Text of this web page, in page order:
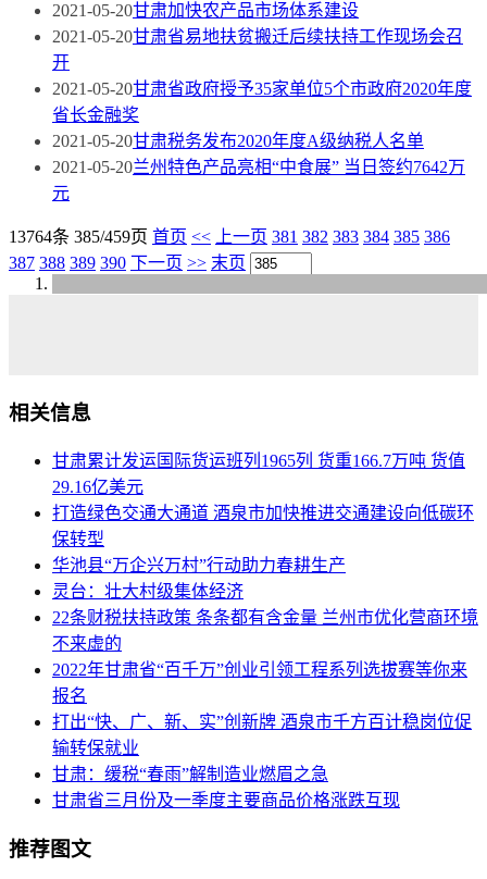
2021-05-20甘肃加快农产品市场体系建设
2021-05-20甘肃省易地扶贫搬迁后续扶持工作现场会召
开
2021-05-20甘肃省政府授予35家单位5个市政府2020年度
省长金融奖
2021-05-20甘肃税务发布2020年度A级纳税人名单
2021-05-20兰州特色产品亮相“中食展” 当日签约7642万
元
13764条 385/459页 首页 << 上一页 381 382 383 384 385 386
387 388 389 390 下一页 >> 末页
相关信息
甘肃累计发运国际货运班列1965列 货重166.7万吨 货值
29.16亿美元
打造绿色交通大通道 酒泉市加快推进交通建设向低碳环
保转型
华池县“万企兴万村”行动助力春耕生产
灵台：壮大村级集体经济
22条财税扶持政策 条条都有含金量 兰州市优化营商环境
不来虚的
2022年甘肃省“百千万”创业引领工程系列选拔赛等你来
报名
打出“快、广、新、实”创新牌 酒泉市千方百计稳岗位促
输转保就业
甘肃：缓税“春雨”解制造业燃眉之急
甘肃省三月份及一季度主要商品价格涨跌互现
推荐图文